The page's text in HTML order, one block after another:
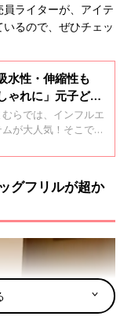
ライターが、アイテ
るので、ぜひチェッ
水性・伸縮性も
れに」元子ども
★インフルエンサ
らでは、インフルエ
が大人気！そこで今
イテムを集めまし
伝えしているので、
ね♪
グフリルが超か